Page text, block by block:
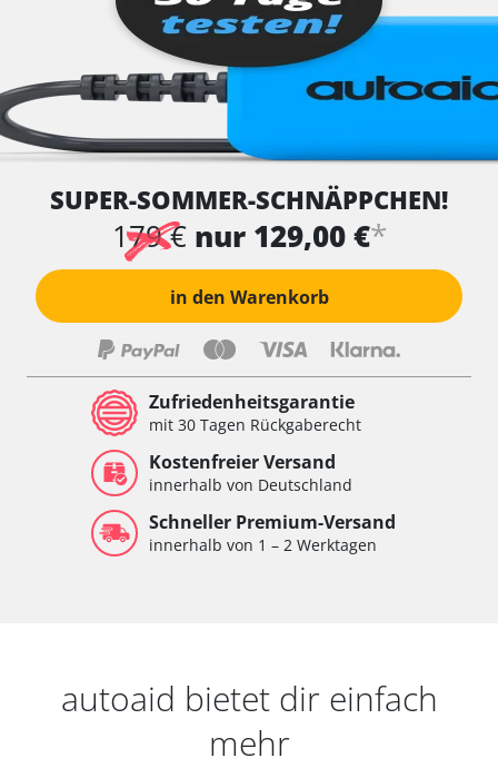
SUPER-SOMMER-SCHNÄPPCHEN!
179 € nur 129,00 €*
in den Warenkorb
Zufriedenheitsgarantie
mit 30 Tagen Rückgaberecht
Kostenfreier Versand
innerhalb von Deutschland
Schneller Premium-Versand
innerhalb von 1 – 2 Werktagen
autoaid bietet dir einfach
mehr